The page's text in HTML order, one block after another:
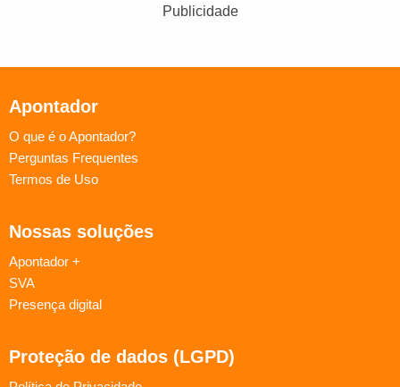
Publicidade
Apontador
O que é o Apontador?
Perguntas Frequentes
Termos de Uso
Nossas soluções
Apontador +
SVA
Presença digital
Proteção de dados (LGPD)